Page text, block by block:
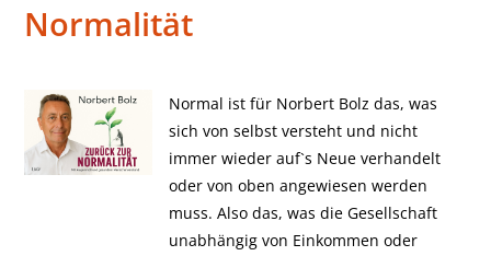
Normalität
Normal ist für Norbert Bolz das, was
sich von selbst versteht und nicht
immer wieder auf`s Neue verhandelt
oder von oben angewiesen werden
muss. Also das, was die Gesellschaft
unabhängig von Einkommen oder